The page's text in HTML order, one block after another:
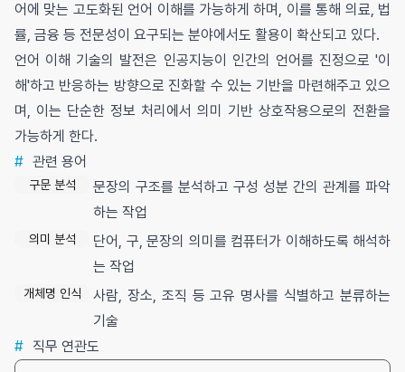
어에 맞는 고도화된 언어 이해를 가능하게 하며, 이를 통해 의료, 법
률, 금융 등 전문성이 요구되는 분야에서도 활용이 확산되고 있다.
언어 이해 기술의 발전은 인공지능이 인간의 언어를 진정으로 '이
해'하고 반응하는 방향으로 진화할 수 있는 기반을 마련해주고 있으
며, 이는 단순한 정보 처리에서 의미 기반 상호작용으로의 전환을
가능하게 한다.
# 관련 용어
구문 분석
문장의 구조를 분석하고 구성 성분 간의 관계를 파악
하는 작업
의미 분석
단어, 구, 문장의 의미를 컴퓨터가 이해하도록 해석하
는 작업
개체명 인식
사람, 장소, 조직 등 고유 명사를 식별하고 분류하는
기술
# 직무 연관도